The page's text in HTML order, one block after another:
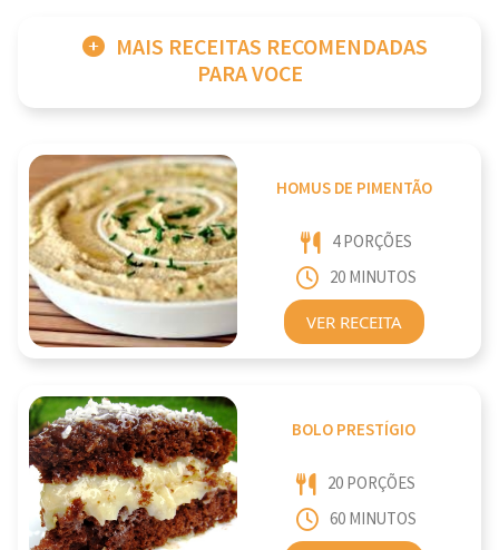
MAIS RECEITAS RECOMENDADAS
PARA VOCE
HOMUS DE PIMENTÃO
4 PORÇÕES
20 MINUTOS
VER RECEITA
BOLO PRESTÍGIO
20 PORÇÕES
60 MINUTOS